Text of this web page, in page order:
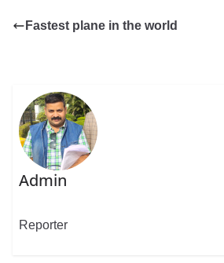
Fastest plane in the world
Admin
Reporter